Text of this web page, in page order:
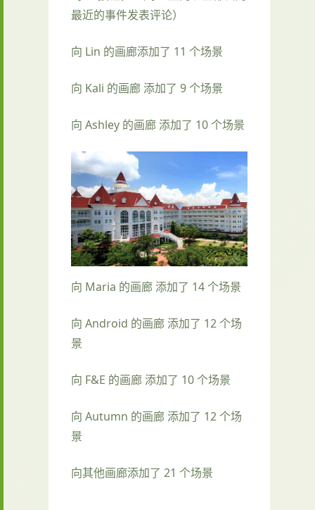
最近的事件发表评论）
向 Lin 的画廊添加了 11 个场景
向 Kali 的画廊 添加了 9 个场景
向 Ashley 的画廊 添加了 10 个场景
向 Maria 的画廊 添加了 14 个场景
向 Android 的画廊 添加了 12 个场
景
向 F&E 的画廊 添加了 10 个场景
向 Autumn 的画廊 添加了 12 个场
景
向其他画廊添加了 21 个场景